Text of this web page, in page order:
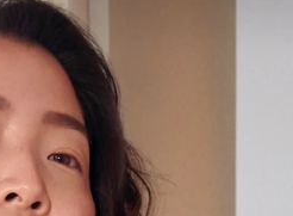
Användarprofil
Mina enheter
Elixir
Español
Português